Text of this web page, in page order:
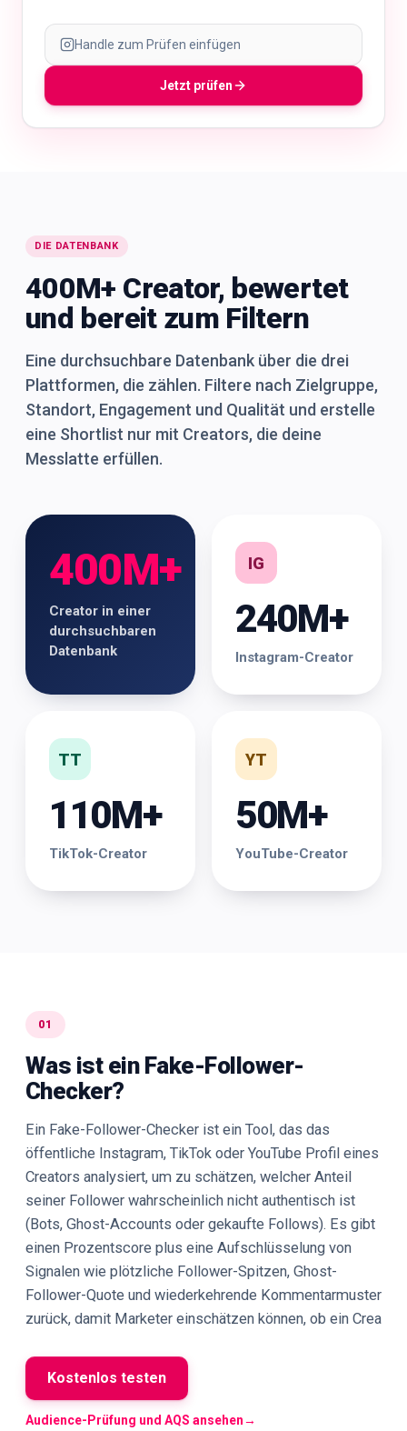
Handle zum Prüfen einfügen
Jetzt prüfen
DIE DATENBANK
400M+ Creator, bewertet
und bereit zum Filtern
Eine durchsuchbare Datenbank über die drei
Plattformen, die zählen. Filtere nach Zielgruppe,
Standort, Engagement und Qualität und erstelle
eine Shortlist nur mit Creators, die deine
Messlatte erfüllen.
400M+
Creator in einer
durchsuchbaren
Datenbank
IG
240M+
Instagram-Creator
TT
110M+
TikTok-Creator
YT
50M+
YouTube-Creator
01
Was ist ein Fake-Follower-
Checker?
Ein Fake-Follower-Checker ist ein Tool, das das
öffentliche Instagram, TikTok oder YouTube Profil eines
Creators analysiert, um zu schätzen, welcher Anteil
seiner Follower wahrscheinlich nicht authentisch ist
(Bots, Ghost-Accounts oder gekaufte Follows). Es gibt
einen Prozentscore plus eine Aufschlüsselung von
Signalen wie plötzliche Follower-Spitzen, Ghost-
Follower-Quote und wiederkehrende Kommentarmuster
zurück, damit Marketer einschätzen können, ob ein Crea
Kostenlos testen
Audience-Prüfung und AQS ansehen→